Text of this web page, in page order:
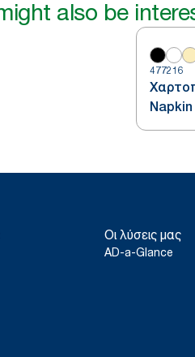
also be
477216
Οι λύσεις μας
AD-a-Glance